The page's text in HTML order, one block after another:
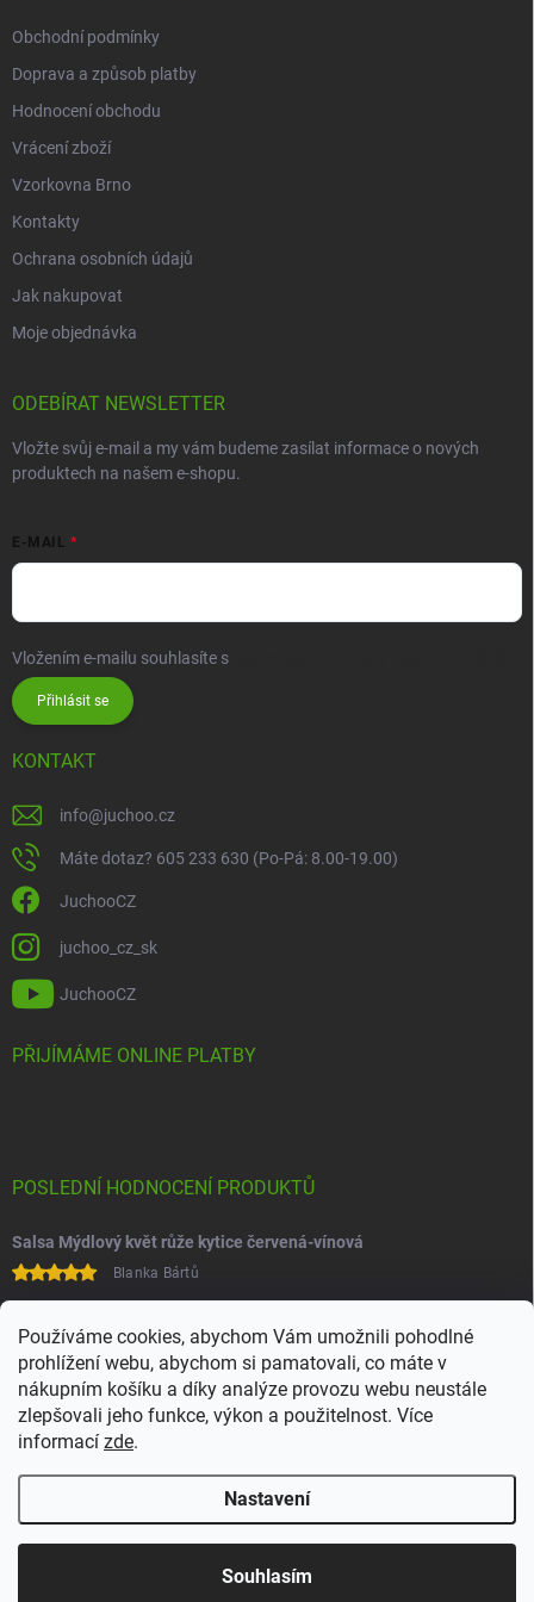
Používáme cookies, abychom Vám umožnili pohodlné
prohlížení webu, abychom si pamatovali, co máte v
nákupním košíku a díky analýze provozu webu neustále
zlepšovali jeho funkce, výkon a použitelnost. Více
informací zde.
Nastavení
Souhlasím
Obchodní podmínky
Doprava a způsob platby
Hodnocení obchodu
Vrácení zboží
Vzorkovna Brno
Kontakty
Ochrana osobních údajů
Jak nakupovat
Moje objednávka
ODEBÍRAT NEWSLETTER
Vložte svůj e-mail a my vám budeme zasílat informace o nových
produktech na našem e-shopu.
E-MAIL
Vložením e-mailu souhlasíte s
Přihlásit se
KONTAKT
info@juchoo.cz
Máte dotaz? 605 233 630 (Po-Pá: 8.00-19.00)
JuchooCZ
juchoo_cz_sk
JuchooCZ
PŘIJÍMÁME ONLINE PLATBY
POSLEDNÍ HODNOCENÍ PRODUKTŮ
Salsa Mýdlový květ růže kytice červená-vínová
Blanka Bártů
Copyright 2026Juchoo. Všechna práva vyhrazena.Upravit nastavení
cookies